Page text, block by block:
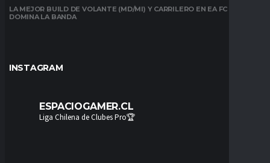
LA MEJOR BUILD DE VOLANTE (MD/MI) Y CARRILERO EN EA FC 26:
DOMINA LA BANDA
INSTAGRAM
ESPACIOGAMER.CL
Liga Chilena de Clubes Pro🏆